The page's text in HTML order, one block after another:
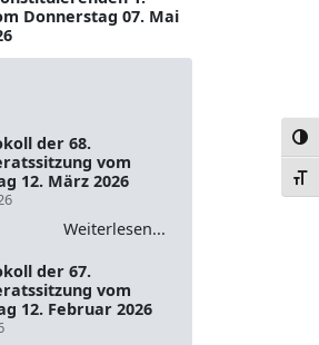
Donnerstag 07. Mai
der 68.
vom
12. März 2026
Weiterlesen...
der 67.
vom
12. Februar 2026